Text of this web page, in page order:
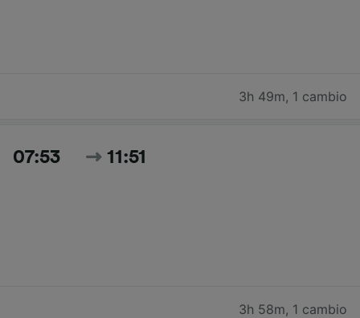
3h 49m, 1 cambio
07:53 11:51
3h 58m, 1 cambio